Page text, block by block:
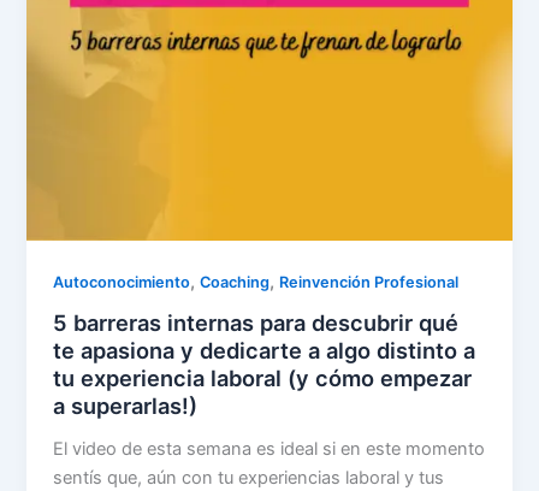
Autoconocimiento,Coaching, Reinvención Profesional
5 barreras internas para descubrir qué
te apasiona y dedicarte a algo distinto a
tu experiencia laboral (y cómo empezar
a superarlas!)
El video de esta semana es ideal si en este momento
sentís que, aún con tu experiencias laboral y tus